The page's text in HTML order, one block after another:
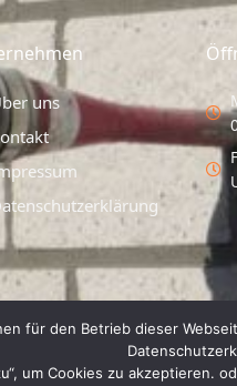
uns
für den Betrieb dieser
um Cookies zu akzeptieren.